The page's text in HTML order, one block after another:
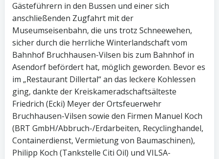
Gästeführern in den Bussen und einer sich
anschließenden Zugfahrt mit der
Museumseisenbahn, die uns trotz Schneewehen,
sicher durch die herrliche Winterlandschaft vom
Bahnhof Bruchhausen-Vilsen bis zum Bahnhof in
Asendorf befördert hat, möglich geworden. Bevor es
im „Restaurant Dillertal“ an das leckere Kohlessen
ging, dankte der Kreiskameradschaftsälteste
Friedrich (Ecki) Meyer der Ortsfeuerwehr
Bruchhausen-Vilsen sowie den Firmen Manuel Koch
(BRT GmbH/Abbruch-/Erdarbeiten, Recyclinghandel,
Containerdienst, Vermietung von Baumaschinen),
Philipp Koch (Tankstelle Citi Oil) und VILSA-